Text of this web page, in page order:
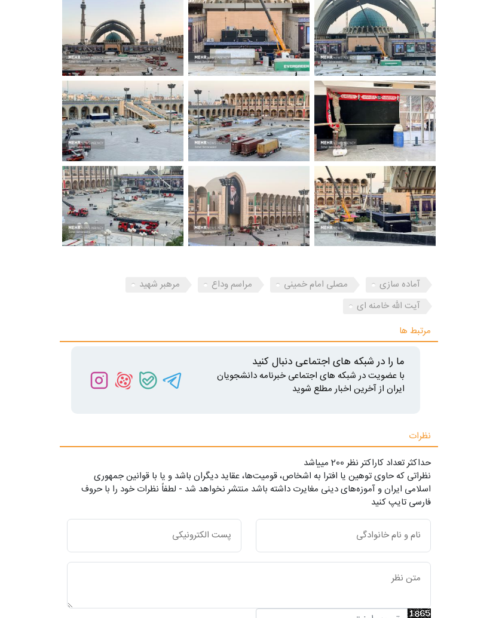
آماده سازی مصلی امام خمینی مراسم وداع
مرهبر شهید
آیت الله خامنه ای
مرتبط ها
ما را در شبکه های اجتماعی دنبال کنید
با عضویت در شبکه های اجتماعی خبرنامه دانشجویان
ایران از آخرین اخبار مطلع شوید
نظرات
حداکثر تعداد کاراکتر نظر 200 ميياشد
نظراتی که حاوی توهین یا افترا به اشخاص، قومیت‌ها، عقاید دیگران باشد و یا با قوانین جمهوری
اسلامی ایران و آموزه‌های دینی مغایرت داشته باشد منتشر نخواهد شد - لطفاً نظرات خود را با حروف
فارسی تایپ کنید